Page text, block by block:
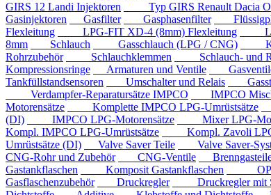
GIRS 12 Landi Injektoren
Typ GIRS Renault Dacia
Gasinjektoren
Gasfilter Gasphasenfilter
Flexleitung
LPG-FIT XD-4 (8mm) Flexleitung
8mm
Schlauch Gasschlauch (LPG / CNG)
Rohrzubehör
Schlauchklemmen Schlauch- und
Kompressionsringe
Armaturen und Ventile
Tankfüllstandsensoren
Umschalter und Relais
Verdampfer-Reparatursätze IMPCO
IMPCO
Motorensätze
Komplette IMPCO LPG-Umrüstsätze
(DI)
IMPCO LPG-Motorensätze Mixer LPG-
Kompl. IMPCO LPG-Umrüstsätze
Kompl. Zavoli
Umrüstsätze (DI)
Valve Saver Teile Valve Saver-
CNG-Rohr und Zubehör
CNG-Ventile
Gastankflaschen
Komposit Gastankflaschen OPD
Gasflaschenzubehör
Druckregler Druckregler mit